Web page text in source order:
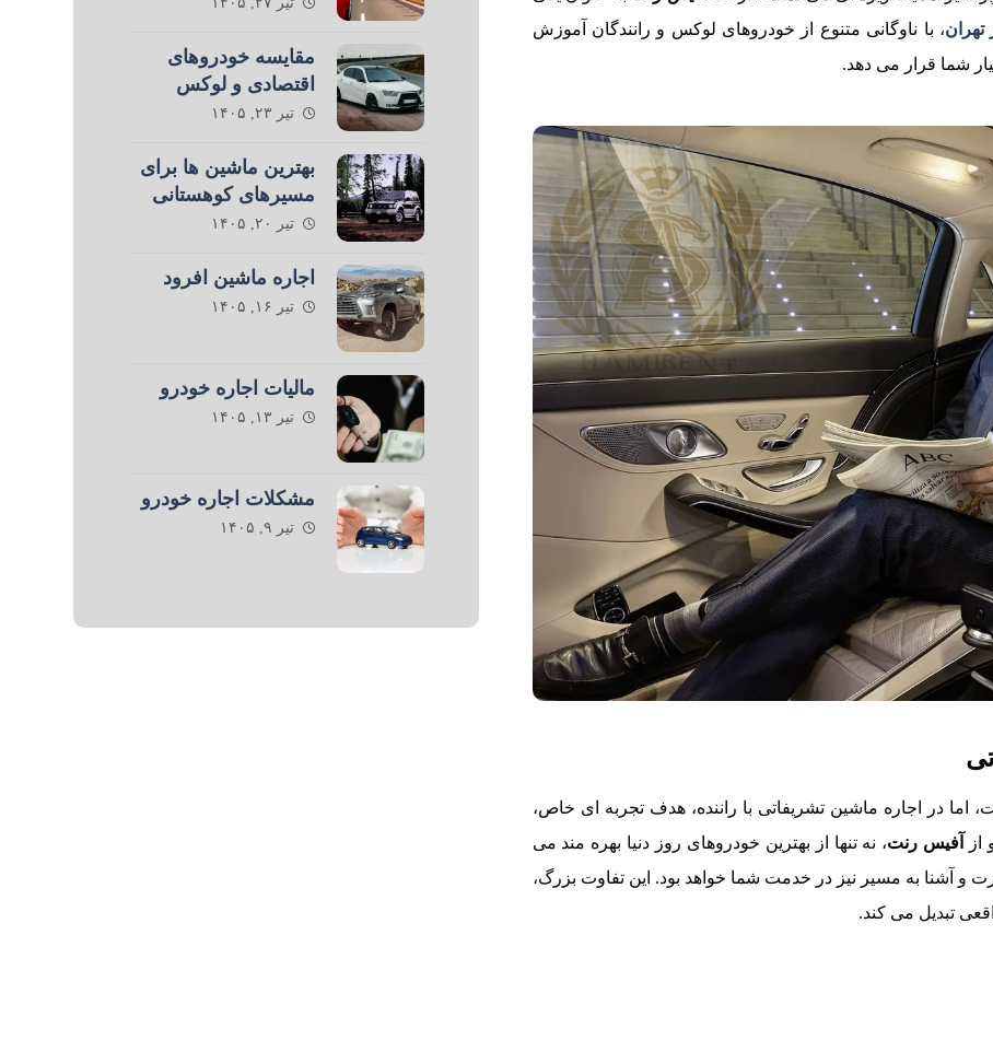
تهران، با ناوگانی متنوع از خودروهای لوکس و رانندگان آموزش
شما قرار می دهد.
در اجاره ماشین تشریفاتی با راننده، هدف تجربه ای خاص،
آفیس رنت، نه تنها از بهترین خودروهای روز دنیا بهره مند می
و آشنا به مسیر نیز در خدمت شما خواهد بود. این تفاوت بزرگ،
تبدیل می کند.
مقایسه خودروهای
اقتصادی و لوکس
تیر ۲۳, ۱۴۰۵
بهترین ماشین ها برای
مسیرهای کوهستانی
تیر ۲۰, ۱۴۰۵
اجاره ماشین افرود
تیر ۱۶, ۱۴۰۵
مالیات اجاره خودرو
تیر ۱۳, ۱۴۰۵
مشکلات اجاره خودرو
تیر ۹, ۱۴۰۵